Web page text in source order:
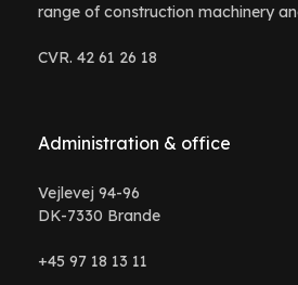
range of construction machinery
CVR. 42 61 26 18
Administration & office
Vejlevej 94-96
DK-7330 Brande
+45 97 18 13 11